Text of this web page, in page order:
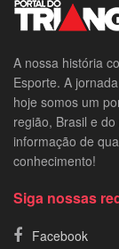
A nossa história
Esporte. A
hoje somos um
região, Brasil e
informação de
conhecimento!
Siga nossas
Facebook